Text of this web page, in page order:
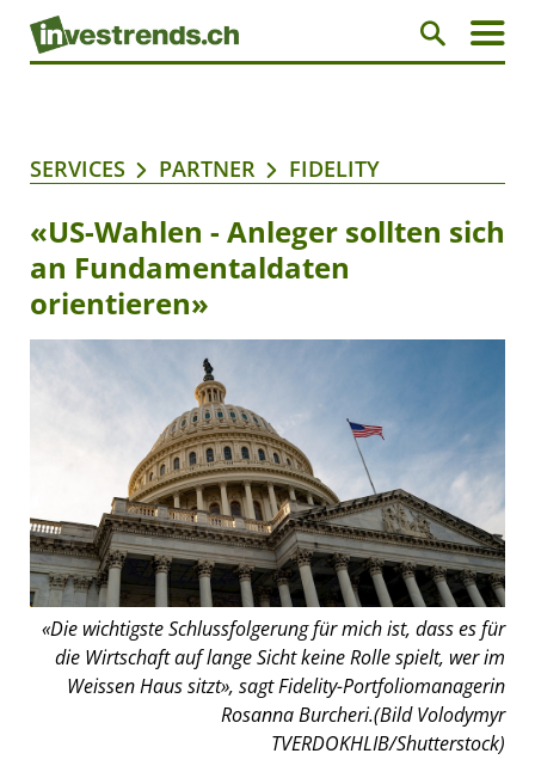
SERVICES PARTNER FIDELITY
«US-Wahlen - Anleger sollten sich
an Fundamentaldaten
orientieren»
«Die wichtigste Schlussfolgerung für mich ist, dass es für
die Wirtschaft auf lange Sicht keine Rolle spielt, wer im
Weissen Haus sitzt», sagt Fidelity-Portfoliomanagerin
Rosanna Burcheri.(Bild Volodymyr
TVERDOKHLIB/Shutterstock)